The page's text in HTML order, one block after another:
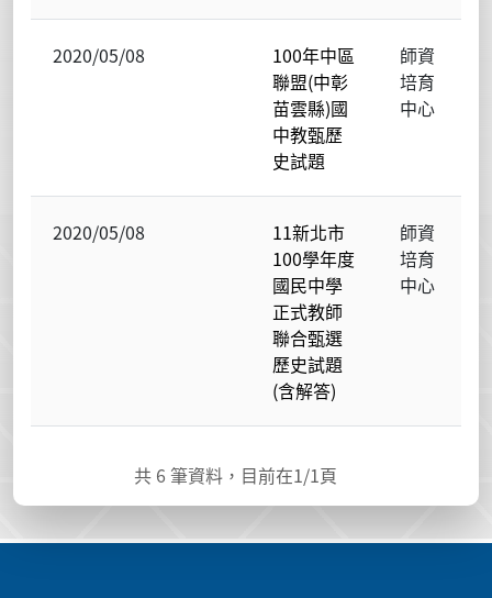
2020/05/08
100年中區
聯盟(中彰
苗雲縣)國
中教甄歷
史試題
師資
培育
中心
2020/05/08
11新北市
100學年度
國民中學
正式教師
聯合甄選
歷史試題
(含解答)
師資
培育
中心
共 6 筆資料，目前在1/1頁